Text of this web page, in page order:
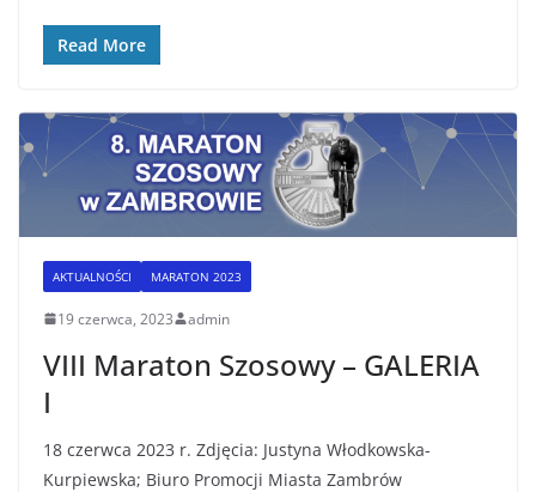
Read More
AKTUALNOŚCI MARATON 2023
19 czerwca, 2023 admin
VIII Maraton Szosowy – GALERIA
I
18 czerwca 2023 r. Zdjęcia: Justyna Włodkowska-
Kurpiewska; Biuro Promocji Miasta Zambrów